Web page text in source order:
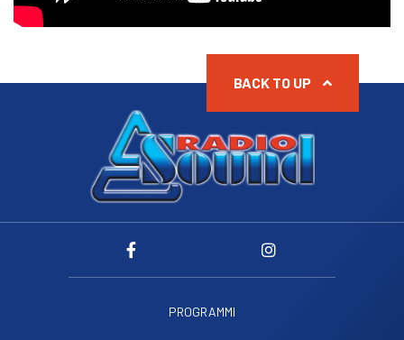
PROGRAMMI
BACK TO UP